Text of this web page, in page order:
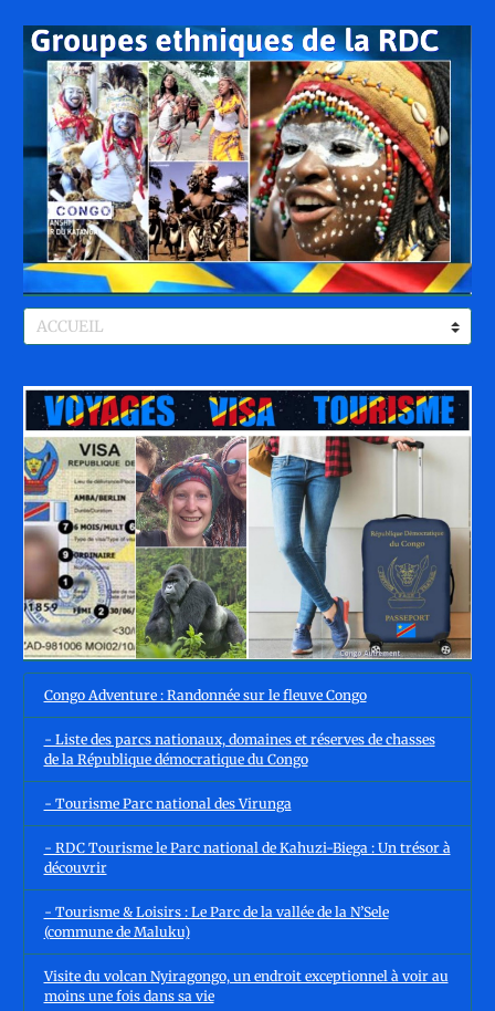
Congo Adventure : Randonnée sur le fleuve Congo
- Liste des parcs nationaux, domaines et réserves de chasses
de la République démocratique du Congo
- Tourisme Parc national des Virunga
- RDC Tourisme le Parc national de Kahuzi-Biega : Un trésor à
découvrir
- Tourisme & Loisirs : Le Parc de la vallée de la N’Sele
(commune de Maluku)
Visite du volcan Nyiragongo, un endroit exceptionnel à voir au
moins une fois dans sa vie